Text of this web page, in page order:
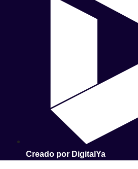
Creado por DigitalYa